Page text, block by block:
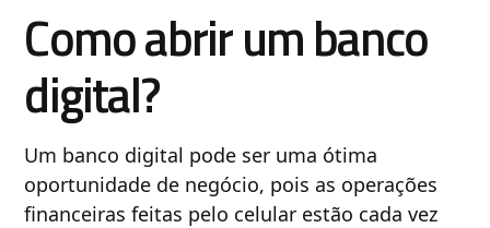
Como abrir um banco
digital?
Um banco digital pode ser uma ótima
oportunidade de negócio, pois as operações
financeiras feitas pelo celular estão cada vez